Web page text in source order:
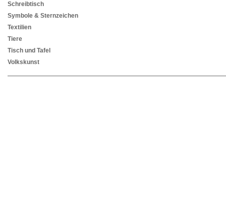
Schreibtisch
Symbole & Sternzeichen
Textilien
Tiere
Tisch und Tafel
Volkskunst